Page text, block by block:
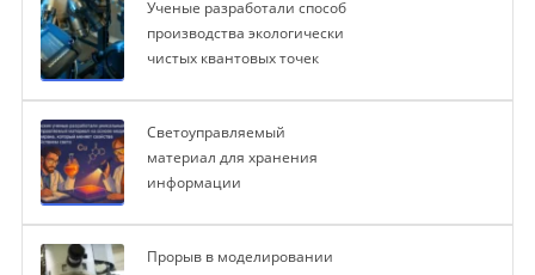
Ученые разработали способ
производства экологически
чистых квантовых точек
Светоуправляемый
материал для хранения
информации
Прорыв в моделировании